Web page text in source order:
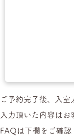
ご予約完了後、入室
入力頂いた内容は
FAQは下欄をご確認